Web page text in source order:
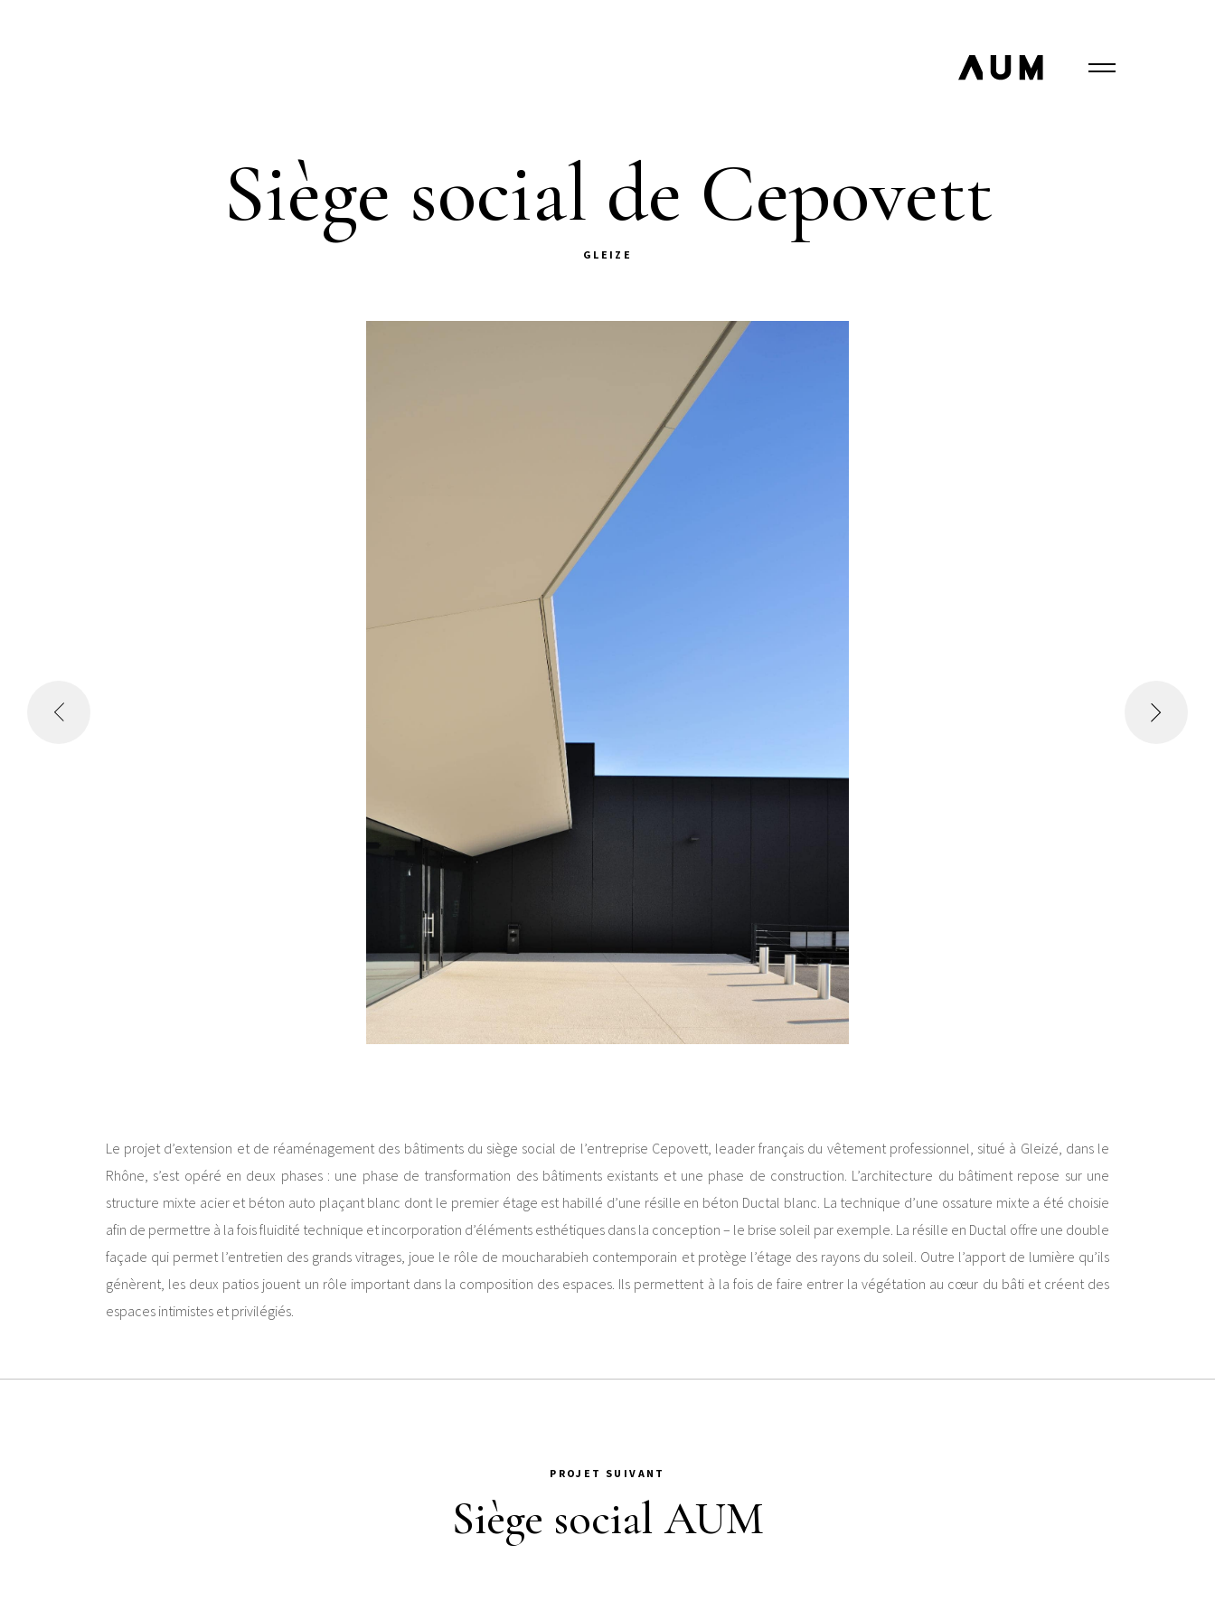
Siège social de Cepovett
GLEIZE
Le projet d’extension et de réaménagement des bâtiments du siège social de l’entreprise Cepovett, leader français du vêtement professionnel, situé à Gleizé, dans le
Rhône, s’est opéré en deux phases : une phase de transformation des bâtiments existants et une phase de construction. L’architecture du bâtiment repose sur une
structure mixte acier et béton auto plaçant blanc dont le premier étage est habillé d’une résille en béton Ductal blanc. La technique d’une ossature mixte a été choisie
afin de permettre à la fois fluidité technique et incorporation d’éléments esthétiques dans la conception – le brise soleil par exemple. La résille en Ductal offre une double
façade qui permet l’entretien des grands vitrages, joue le rôle de moucharabieh contemporain et protège l’étage des rayons du soleil. Outre l’apport de lumière qu’ils
génèrent, les deux patios jouent un rôle important dans la composition des espaces. Ils permettent à la fois de faire entrer la végétation au cœur du bâti et créent des
espaces intimistes et privilégiés.
PROJET SUIVANT
Siège social AUM